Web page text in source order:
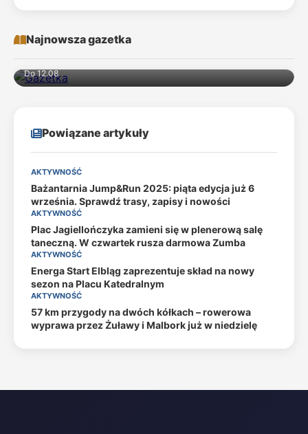
Najnowsza gazetka
Do 12.08
Powiązane artykuły
AKTYWNOŚĆ
Bażantarnia Jump&Run 2025: piąta edycja już 6
września. Sprawdź trasy, zapisy i nowości
AKTYWNOŚĆ
Plac Jagiellończyka zamieni się w plenerową salę
taneczną. W czwartek rusza darmowa Zumba
AKTYWNOŚĆ
Energa Start Elbląg zaprezentuje skład na nowy
sezon na Placu Katedralnym
AKTYWNOŚĆ
57 km przygody na dwóch kółkach – rowerowa
wyprawa przez Żuławy i Malbork już w niedzielę